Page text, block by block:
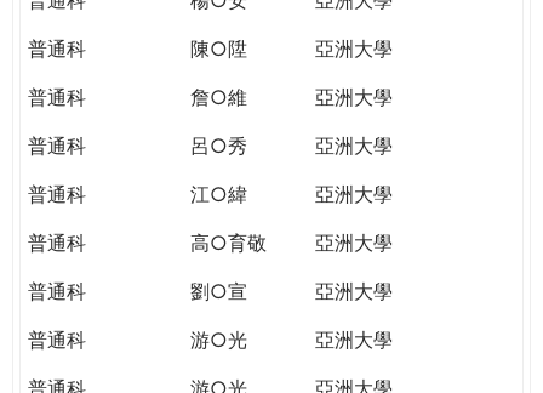
普通科
陳○陞
亞洲大學
普通科
詹○維
亞洲大學
普通科
呂○秀
亞洲大學
普通科
江○緯
亞洲大學
普通科
高○育敬
亞洲大學
普通科
劉○宣
亞洲大學
普通科
游○光
亞洲大學
普通科
游○光
亞洲大學